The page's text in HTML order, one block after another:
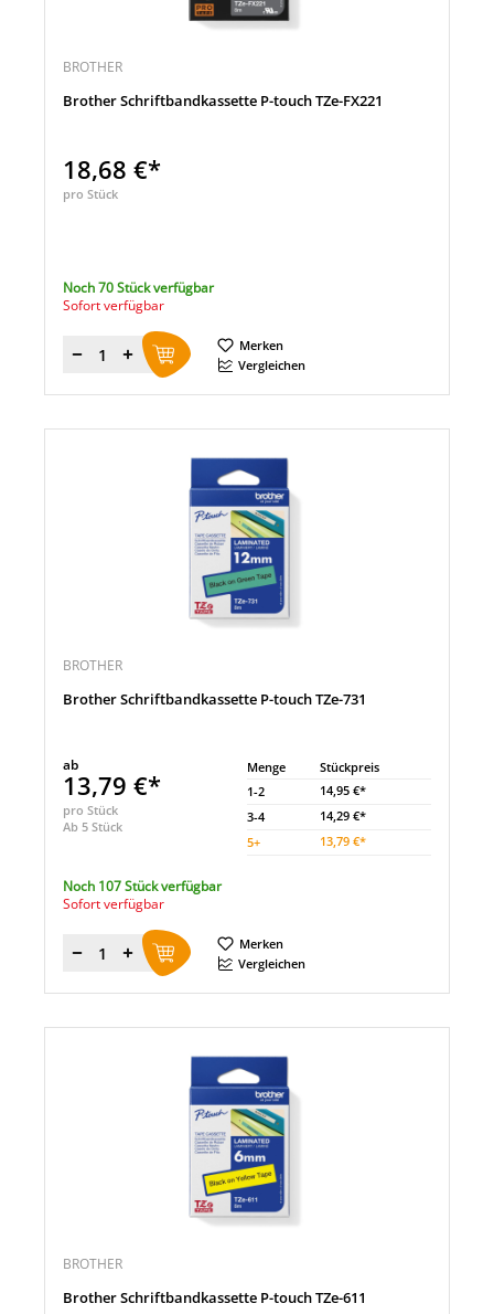
BROTHER
Brother Schriftbandkassette P-touch TZe-FX221
18,68 €*
pro Stück
Noch 70 Stück verfügbar
Sofort verfügbar
Menge
Merken
Vergleichen
BROTHER
Brother Schriftbandkassette P-touch TZe-731
ab
13,79 €*
pro Stück
Ab 5 Stück
Menge
Stückpreis
1-2
14,95 €*
3-4
14,29 €*
5+ 13,79 €*
Noch 107 Stück verfügbar
Sofort verfügbar
Menge
Merken
Vergleichen
BROTHER
Brother Schriftbandkassette P-touch TZe-611